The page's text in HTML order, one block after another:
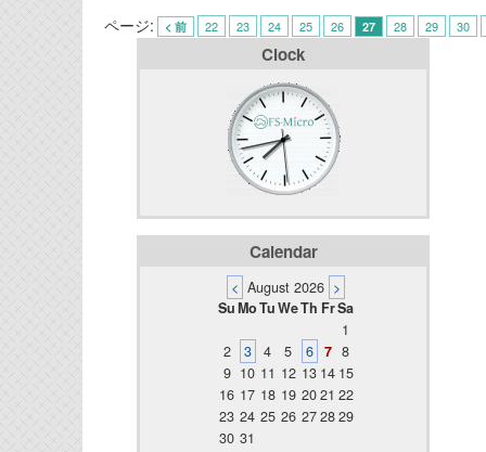
ページ: < 前 22 23 24 25 26 27 28 29 30
Clock
Calendar
< August 2026 >
SuMoTuWeTh FrSa
1
2
3 4 5 6 7 8
9 10 11 12 13 14 15
16 17 18 19 2021 22
23 24 25 26 272829
30 31